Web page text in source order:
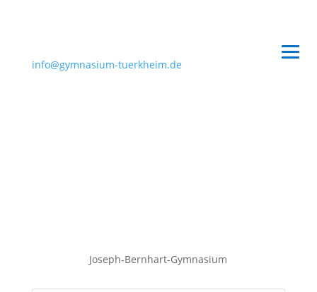
info@gymnasium-tuerkheim.de
Joseph-Bernhart-Gymnasium